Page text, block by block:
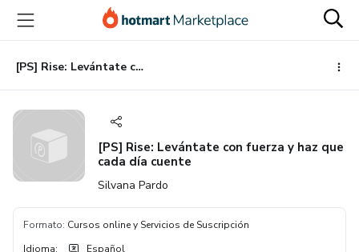
principal
página
de
página
[PS] Rise: Levántate con fuerza y haz que cada día cuente
[PS] Rise: Levántate con fuerza y haz que
cada día cuente
Silvana Pardo
Formato: Cursos online y Servicios de Suscripción
Idioma: Español